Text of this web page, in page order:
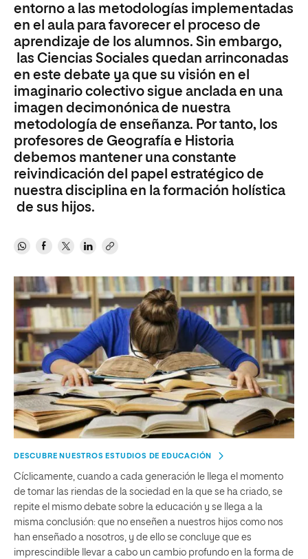
entorno a las metodologías implementadas
en el aula para favorecer el proceso de
aprendizaje de los alumnos. Sin embargo,
las Ciencias Sociales quedan arrinconadas
en este debate ya que su visión en el
imaginario colectivo sigue anclada en una
imagen decimonónica de nuestra
metodología de enseñanza. Por tanto, los
profesores de Geografía e Historia
debemos mantener una constante
reivindicación del papel estratégico de
nuestra disciplina en la formación holística
de sus hijos.
DESCUBRE NUESTROS ESTUDIOS DE EDUCACIÓN
Cíclicamente, cuando a cada generación le llega el momento
de tomar las riendas de la sociedad en la que se ha criado, se
repite el mismo debate sobre la educación y se llega a la
misma conclusión: que no enseñen a nuestros hijos como nos
han enseñado a nosotros, y de ello se concluye que es
imprescindible llevar a cabo un cambio profundo en la forma de